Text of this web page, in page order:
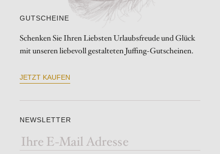
GUTSCHEINE
Schenken Sie Ihren Liebsten Urlaubsfreude und Glück
mit unseren liebevoll gestalteten Juffing-Gutscheinen.
JETZT KAUFEN
NEWSLETTER